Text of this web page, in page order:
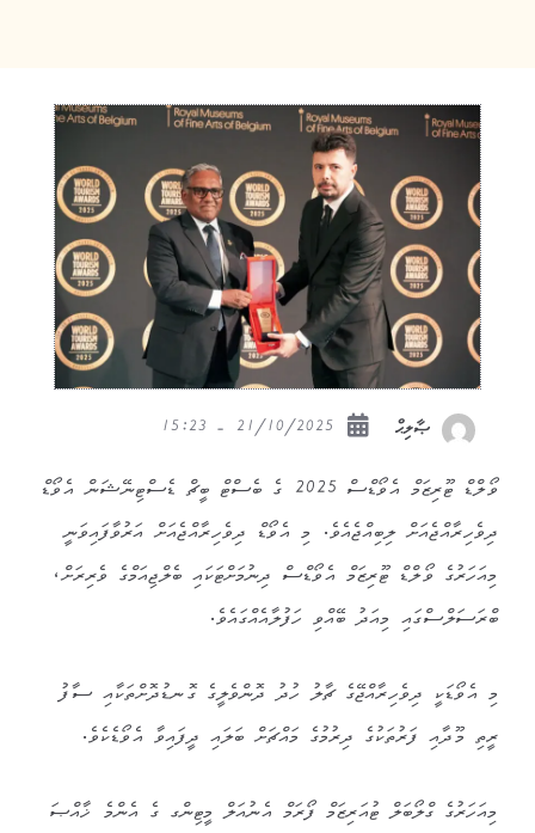
ޞާލިޙް
ވޯލްޑް ޓޫރިޒަމް އެވޯޑްސް 2025 ގެ ބެސްޓް ބީޗް ޑެސްޓިނޭޝަން އެވޯޑް
ދިވެހިރާއްޖެއަށް ލިބިއްޖެއެވެ. މި އެވޯޑް ދިވެހިރާއްޖެއަށް އަރުވާފައިވަނީ
މިއަހަރުގެ ވޯލްޑް ޓޫރިޒަމް އެވޯޑްސް ދިނުމަށްޓަކައި ބެލްޖިއަމްގެ ވެރިރަށް،
ބްރަސަލްސްގައި މިއަދު ބޭއްވި ހަފުލާއެއްގައެވެ.
މި އެވޯޑަކީ ދިވެހިރާއްޖޭގެ ޗާލު ހުދު ދޮންވެލީގެ ގޮނޑުދޮށްތަކާއި ސާފު
ރީތި މޫދާއި ފަރުތަކުގެ ދިރުމުގެ މައްޗަށް ބަލައި ދީފައިވާ އެވޯޑެކެވެ.
މިއަހަރުގެ ގްލޯބަލް ޓުއަރިޒަމް ފޯރަމް އެނުއަލް މީޓިންގ ގެ އެންމެ ޚާއްޞަ